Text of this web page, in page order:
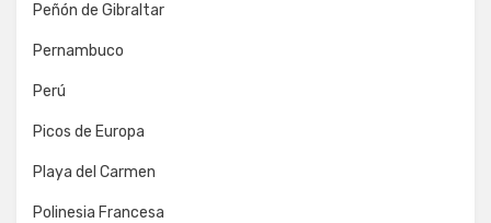
Peñón de Gibraltar
Pernambuco
Perú
Picos de Europa
Playa del Carmen
Polinesia Francesa